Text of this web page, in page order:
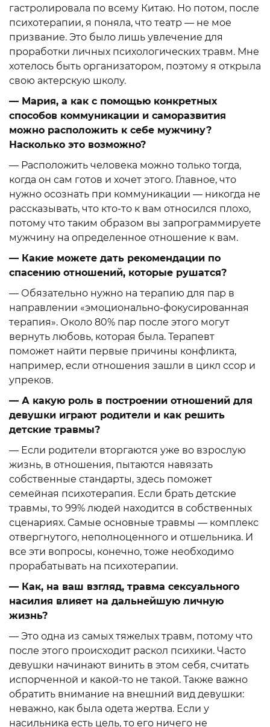
гастролировала по всему Китаю. Но потом, после
психотерапии, я поняла, что театр — не мое
призвание. Это было лишь увлечение для
проработки личных психологических травм. Мне
хотелось быть организатором, поэтому я открыла
свою актерскую школу.
— Мария, а как с помощью конкретных
способов коммуникации и саморазвития
можно расположить к себе мужчину?
Насколько это возможно?
— Расположить человека можно только тогда,
когда он сам готов и хочет этого. Главное, что
нужно осознать при коммуникации — никогда не
рассказывать, что кто-то к вам относился плохо,
потому что таким образом вы запрограммируете
мужчину на определенное отношение к вам.
— Какие можете дать рекомендации по
спасению отношений, которые рушатся?
— Обязательно нужно на терапию для пар в
направлении «эмоционально-фокусированная
терапия». Около 80% пар после этого могут
вернуть любовь, которая была. Терапевт
поможет найти первые причины конфликта,
например, если отношения зашли в цикл ссор и
упреков.
— А какую роль в построении отношений для
девушки играют родители и как решить
детские травмы?
— Если родители вторгаются уже во взрослую
жизнь, в отношения, пытаются навязать
собственные стандарты, здесь поможет
семейная психотерапия. Если брать детские
травмы, то 99% людей находится в собственных
сценариях. Самые основные травмы — комплекс
отвергнутого, неполноценного и отшельника. И
все эти вопросы, конечно, тоже необходимо
прорабатывать на психотерапии.
— Как, на ваш взгляд, травма сексуального
насилия влияет на дальнейшую личную
жизнь?
— Это одна из самых тяжелых травм, потому что
после этого происходит раскол психики. Часто
девушки начинают винить в этом себя, считать
испорченной и какой-то не такой. Также важно
обратить внимание на внешний вид девушки:
неважно, как была одета жертва. Если у
насильника есть цель, то его ничего не